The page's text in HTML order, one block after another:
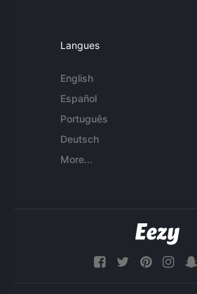
Langues
English
Español
Português
Deutsch
More...